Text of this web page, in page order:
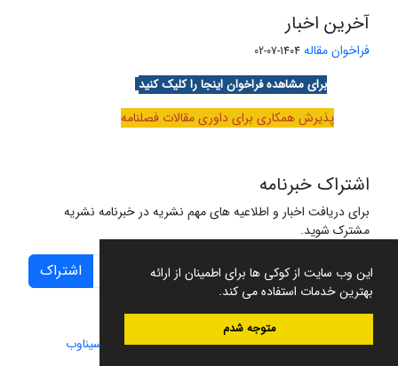
این وب سایت از کوکی ها برای اطمینان از ارائه
بهترین خدمات استفاده می کند.
متوجه شدم
آخرین اخبار
فراخوان مقاله 1404-07-02
برای مشاهده فراخوان اینجا را کلیک کنید
پذیرش همکاری برای داوری مقالات فصلنامه
اشتراک خبرنامه
برای دریافت اخبار و اطلاعیه های مهم نشریه در خبرنامه نشریه
مشترک شوید.
اشتراک
سامانه مدیریت نشریات علمی.طراحی و پیاده سازی از سیناوب